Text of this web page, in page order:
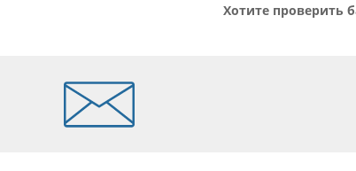
Хотите проверить